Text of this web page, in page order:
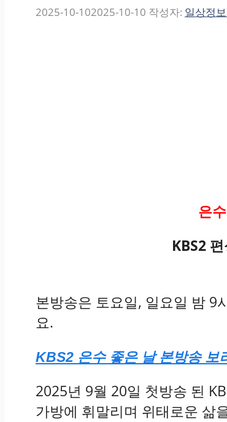
2025-10-102025-10-10 작성자: 일상정
은
KBS2
본방송은 토요일, 일요일 밤 9
요.
KBS2 은수 좋은 날 본방송 보
2025년 9월 20일 첫방송 된
가방에 휘말리며 위태로운 삶